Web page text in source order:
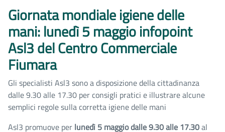
Giornata mondiale igiene delle
mani: lunedì 5 maggio infopoint
Asl3 del Centro Commerciale
Fiumara
Gli specialisti Asl3 sono a disposizione della cittadinanza
dalle 9.30 alle 17.30 per consigli pratici e illustrare alcune
semplici regole sulla corretta igiene delle mani
Asl3 promuove per lunedì 5 maggio dalle 9.30 alle 17.30al